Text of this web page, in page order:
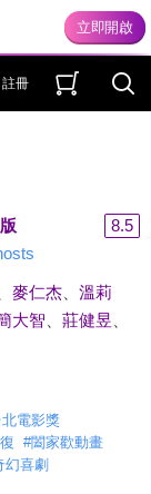
註冊
8.5
麥仁杰、 溫莉
大智 莊健昱
電影獎
#闔家歡動畫
幻喜劇